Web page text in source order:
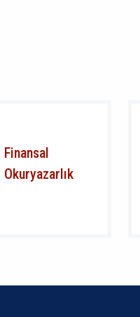
Finansal
Okuryazarlık